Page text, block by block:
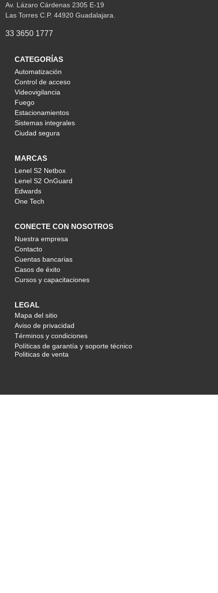
Av. Lázaro Cárdenas 2305 E-19
Las Torres C.P. 44920 Guadalajara.
33 3650 1777
CATEGORÍAS
Automatización
Control de acceso
Videovigilancia
Fuego
Estacionamientos
Sistemas integrales
Ciudad segura
MARCAS
Lenel S2 Netbox
Lenel S2 OnGuard
Edwards
One Tech
CONECTE CON NOSOTROS
Nuestra empresa
Contacto
Cuentas bancarias
Casos de éxito
Cursos y capacitaciones
LEGAL
Mapa del sitio
Aviso de privacidad
Términos y condiciones
Políticas de garantía y soporte técnico
Politicas de venta